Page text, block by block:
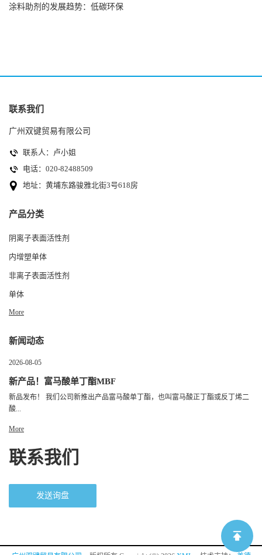
涂料助剂的发展趋势：低碳环保
联系我们
广州双键贸易有限公司
联系人：卢小姐
电话：020-82488509
地址：黄埔东路骏雅北街3号618房
产品分类
阴离子表面活性剂
内增塑单体
非离子表面活性剂
单体
More
新闻动态
2026-08-05
新产品！富马酸单丁酯MBF
新品发布！ 我们公司新推出产品富马酸单丁酯，也叫富马酸正丁酯或反丁烯二
酸...
More
联系我们
发送询盘